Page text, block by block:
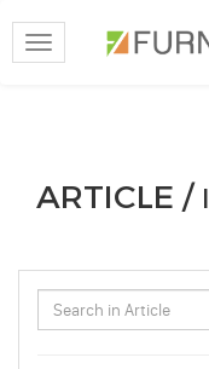
Toggle
navigation
ARTICLE /